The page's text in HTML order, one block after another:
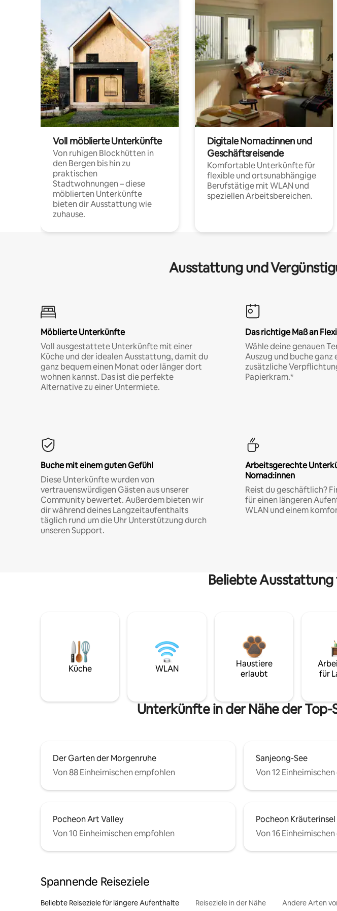
Voll möblierte Unterkünfte
Von ruhigen Blockhütten in
den Bergen bis hin zu
praktischen
Stadtwohnungen – diese
möblierten Unterkünfte
bieten dir Ausstattung wie
zuhause.
Digitale Nomad:innen und
Geschäftsreisende
Komfortable Unterkünfte für
flexible und ortsunabhängige
Berufstätige mit WLAN und
speziellen Arbeitsbereichen.
Ausstattung und
Möblierte Unterkünfte
Voll ausgestattete Unterkünfte mit einer
Küche und der idealen Ausstattung, damit du
ganz bequem einen Monat oder länger dort
wohnen kannst. Das ist die perfekte
Alternative zu einer Untermiete.
Das richtige Maß an
Wähle deine genauen
Auszug und buche ganz
zusätzliche
Papierkram.*
Buche mit einem guten Gefühl
Diese Unterkünfte wurden von
vertrauenswürdigen Gästen aus unserer
Community bewertet. Außerdem bieten wir
dir während deines Langzeitaufenthalts
täglich rund um die Uhr Unterstützung durch
unseren Support.
Arbeitsgerechte
Nomad:innen
Reist du geschäftlich?
für einen längeren
WLAN und einem
Beliebte
Küche WLAN
Haustiere
erlaubt
für
Unterkünfte in der Nähe der
Der Garten der Morgenruhe
Von 88 Einheimischen empfohlen
Sanjeong-See
Von 12
Pocheon Art Valley
Von 10 Einheimischen empfohlen
Pocheon Kräuterinsel
Von 16
Spannende Reiseziele
Beliebte Reiseziele für längere Aufenthalte Reiseziele in der Nähe Andere Arten